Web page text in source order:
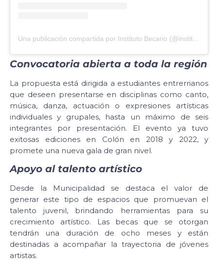
Convocatoria abierta a toda la región
La propuesta está dirigida a estudiantes entrerrianos
que deseen presentarse en disciplinas como canto,
música, danza, actuación o expresiones artísticas
individuales y grupales, hasta un máximo de seis
integrantes por presentación. El evento ya tuvo
exitosas ediciones en Colón en 2018 y 2022, y
promete una nueva gala de gran nivel.
Apoyo al talento artístico
Desde la Municipalidad se destaca el valor de
generar este tipo de espacios que promuevan el
talento juvenil, brindando herramientas para su
crecimiento artístico. Las becas que se otorgan
tendrán una duración de ocho meses y están
destinadas a acompañar la trayectoria de jóvenes
artistas.